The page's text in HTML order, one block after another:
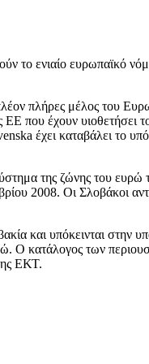
το ενιαίο ευρωπαϊκό
πλήρες μέλος του
ΕΕ που έχουν
έχει καταβάλει το
της ζώνης του
2008. Οι Σλοβάκοι
και υπόκεινται στην
κατάλογος των
ΕΚΤ.